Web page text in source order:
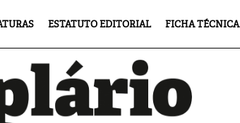
ESTATUTO EDITORIAL FICHA TÉCNICA